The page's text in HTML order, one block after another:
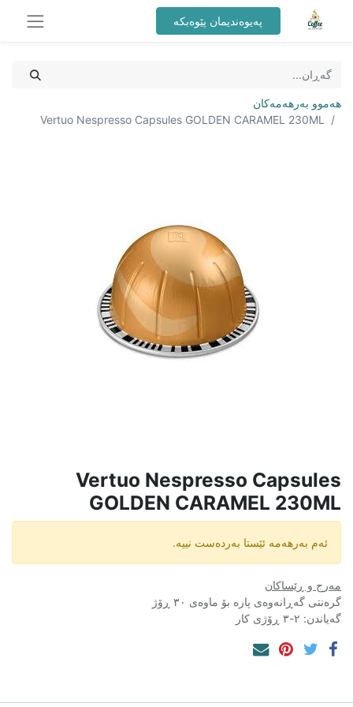
پەیوەندیمان پێوەبکە
هەموو بەرهەمەکان
Vertuo Nespresso Capsules GOLDEN CARAMEL 230ML
Vertuo Nespresso Capsules
GOLDEN CARAMEL 230ML
ئەم بەرهەمە ئێستا بەردەست نییە.
مەرج و ڕێساکان
گرەنتی گەڕانەوەی پارە بۆ ماوەی ٣٠ ڕۆژ
گەیاندن: ٢-٣ ڕۆژی کار